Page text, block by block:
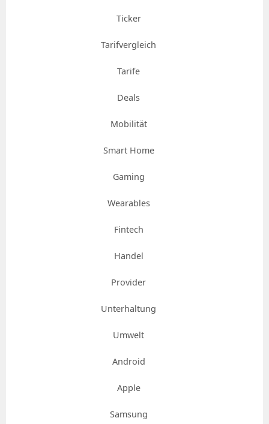
Ticker
Tarifvergleich
Tarife
Deals
Mobilität
Smart Home
Gaming
Wearables
Fintech
Handel
Provider
Unterhaltung
Umwelt
Android
Apple
Samsung